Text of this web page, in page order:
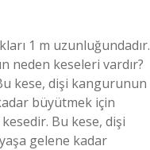
1 m uzunluğundadır.
neden keseleri vardır?
kese, dişi kangurunun
büyütmek için
Bu kese, dişi
gelene kadar